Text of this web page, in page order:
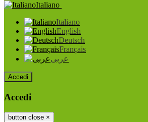
Italiano
Italiano
English
Deutsch
Français
عربى
Accedi
Accedi
button close ×